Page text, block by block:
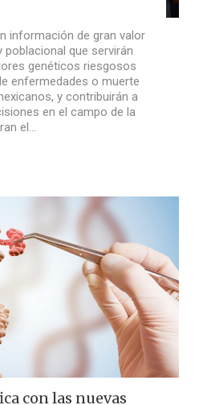
información de gran valor
que servirán
genéticos riesgosos
enfermedades o muerte
y contribuirán a
en el campo de la
el…
con las nuevas